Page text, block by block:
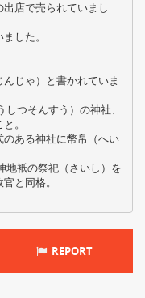
店で売られていまし
した。
んじゃ）と書かれていま
つそんすう）の神社、
。
のある神社に幣帛（へい
衹の祭祀（さいし）を
と同格。
REPORT